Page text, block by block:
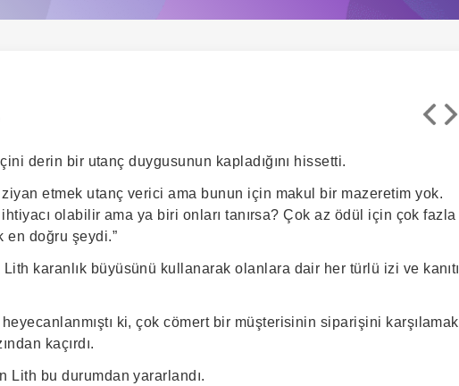
derin bir utanç duygusunun kapladığını hissetti.
etmek utanç verici ama bunun için makul bir mazeretim yok.
olabilir ama ya biri onları tanırsa? Çok az ödül için çok fazla
en doğru şeydi.”
karanlık büyüsünü kullanarak olanlara dair her türlü izi ve kanıtı
ki, çok cömert bir müşterisinin siparişini karşılamak
kaçırdı.
Lith bu durumdan yararlandı.